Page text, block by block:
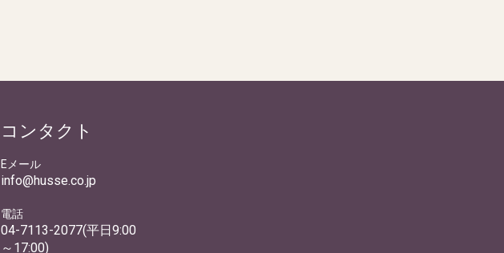
コンタクト
Eメール
info@husse.co.jp
電話
04-7113-2077(平日9:00
～17:00)